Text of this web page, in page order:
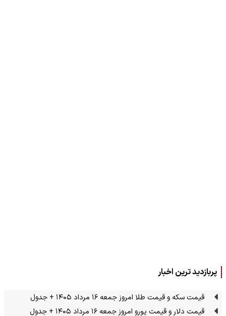
پربازدید ترین اخبار
قیمت سکه و قیمت طلا امروز جمعه ۱۶ مرداد ۱۴۰۵ + جدول
قیمت دلار و قیمت یورو امروز جمعه ۱۶ مرداد ۱۴۰۵ + جدول